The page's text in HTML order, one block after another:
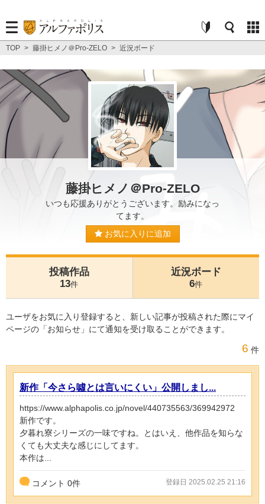
TOP > 藤掛ヒメノ＠Pro-ZELO > 近況ボード
藤掛ヒメノ＠Pro-ZELO
いつも応援ありがとうございます。励みになっ
てます。
お気に入りに追加
投稿作品
13件
近況ボード
6件
ユーザをお気に入り登録すると、新しい記事が投稿された際にマイ
ページの「お知らせ」にて通知を受け取ることができます。
6 件
新作「今さら噓とは言いにくい」公開しまし...
https://www.alphapolis.co.jp/novel/440735563/369942972
新作です。
夕暮れ寮シリーズの一味ですね。とはいえ、他作品を知らな
くても大丈夫な感じにしてます。
本作は...
コメント 0件 登録日 2025.02.25 21:16